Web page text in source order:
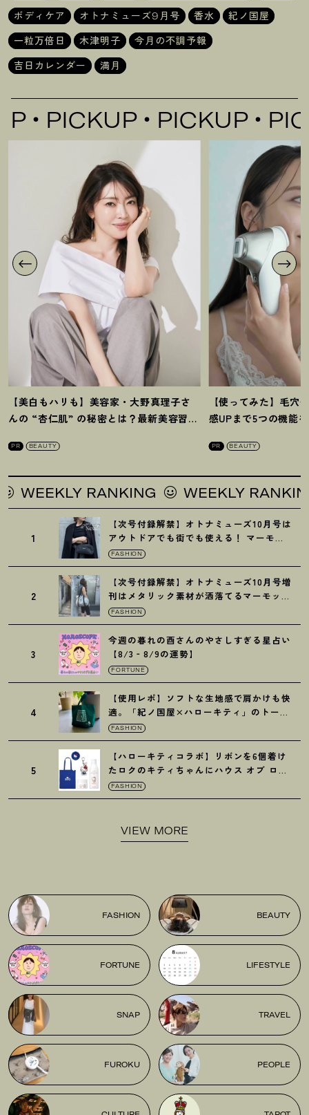
ボディケア
オトナミューズ9月号 香水
紀ノ国屋
一粒万倍日
木津明子
今月の不調予報
吉日カレンダー
満月
PICKUP PICKUP
【美白もハリも】美容家・大野真理子さ
んの “杏仁肌” の秘密とは ？ 最新美容習慣
PR BEAUTY
【使ってみた】毛穴
感UPまで5つの機能
PR BEAUTY
WEEKLY RANKING
1
【次号付録解禁】オトナミューズ10月号は
アウトドアでも街でも使える ！ マーモッ
トの黒ショルダー
FASHION
2
【次号付録解禁】オトナミューズ10月号増
刊はメタリック素材が洒落てるマーモット
の保冷バッグ
FASHION
3
今週の暮れの酉さんのやさしすぎる星占い
【8/3‐8/9の運勢】
FORTUNE
4
【使用レポ】ソフトな生地感で肩かけも快
適。「紀ノ国屋×ハローキティ」のトート
がガシガシ使えて最高です
FASHION
5
【ハローキティコラボ】リボンを6個着け
たロクのキティちゃんにハウス オブ ロー
ゼの限定パケも
FASHION
VIEW MORE
FASHION BEAUTY
FORTUNE LIFESTYLE
SNAP TRAVEL
FUROKU PEOPLE